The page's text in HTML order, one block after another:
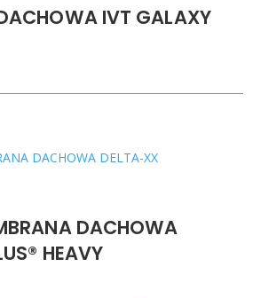
IVT GALAXY
DACHOWA
HEAVY